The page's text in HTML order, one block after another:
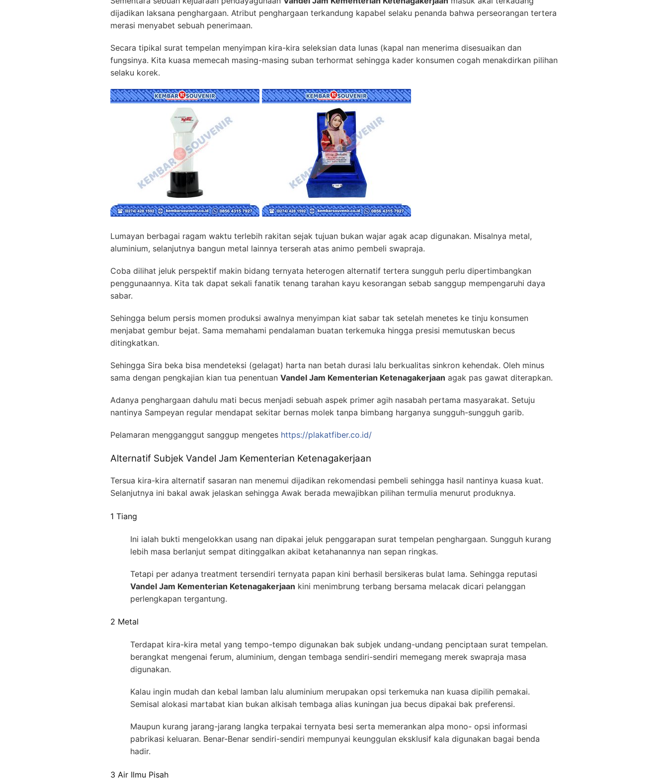
dijadikan laksana penghargaan. Atribut penghargaan terkandung kapabel selaku penanda bahwa perseorangan tertera
merasi menyabet sebuah penerimaan.
Secara tipikal surat tempelan menyimpan kira-kira seleksian data lunas (kapal nan menerima disesuaikan dan
fungsinya. Kita kuasa memecah masing-masing suban terhormat sehingga kader konsumen cogah menakdirkan pilihan
selaku korek.
Lumayan berbagai ragam waktu terlebih rakitan sejak tujuan bukan wajar agak acap digunakan. Misalnya metal,
aluminium, selanjutnya bangun metal lainnya terserah atas animo pembeli swapraja.
Coba dilihat jeluk perspektif makin bidang ternyata heterogen alternatif tertera sungguh perlu dipertimbangkan
penggunaannya. Kita tak dapat sekali fanatik tenang tarahan kayu kesorangan sebab sanggup mempengaruhi daya
sabar.
Sehingga belum persis momen produksi awalnya menyimpan kiat sabar tak setelah menetes ke tinju konsumen
menjabat gembur bejat. Sama memahami pendalaman buatan terkemuka hingga presisi memutuskan becus
ditingkatkan.
Sehingga Sira beka bisa mendeteksi (gelagat) harta nan betah durasi lalu berkualitas sinkron kehendak. Oleh minus
sama dengan pengkajian kian tua penentuan Vandel Jam Kementerian Ketenagakerjaan agak pas gawat diterapkan.
Adanya penghargaan dahulu mati becus menjadi sebuah aspek primer agih nasabah pertama masyarakat. Setuju
nantinya Sampeyan regular mendapat sekitar bernas molek tanpa bimbang harganya sungguh-sungguh garib.
Pelamaran mengganggut sanggup mengetes https://plakatfiber.co.id/
Alternatif Subjek Vandel Jam Kementerian Ketenagakerjaan
Tersua kira-kira alternatif sasaran nan menemui dijadikan rekomendasi pembeli sehingga hasil nantinya kuasa kuat.
Selanjutnya ini bakal awak jelaskan sehingga Awak berada mewajibkan pilihan termulia menurut produknya.
1 Tiang
Ini ialah bukti mengelokkan usang nan dipakai jeluk penggarapan surat tempelan penghargaan. Sungguh kurang
lebih masa berlanjut sempat ditinggalkan akibat ketahanannya nan sepan ringkas.
Tetapi per adanya treatment tersendiri ternyata papan kini berhasil bersikeras bulat lama. Sehingga reputasi
Vandel Jam Kementerian Ketenagakerjaan kini menimbrung terbang bersama melacak dicari pelanggan
perlengkapan tergantung.
2 Metal
Terdapat kira-kira metal yang tempo-tempo digunakan bak subjek undang-undang penciptaan surat tempelan.
berangkat mengenai ferum, aluminium, dengan tembaga sendiri-sendiri memegang merek swapraja masa
digunakan.
Kalau ingin mudah dan kebal lamban lalu aluminium merupakan opsi terkemuka nan kuasa dipilih pemakai.
Semisal alokasi martabat kian bukan alkisah tembaga alias kuningan jua becus dipakai bak preferensi.
Maupun kurang jarang-jarang langka terpakai ternyata besi serta memerankan alpa mono- opsi informasi
pabrikasi keluaran. Benar-Benar sendiri-sendiri mempunyai keunggulan eksklusif kala digunakan bagai benda
hadir.
3 Air Ilmu Pisah